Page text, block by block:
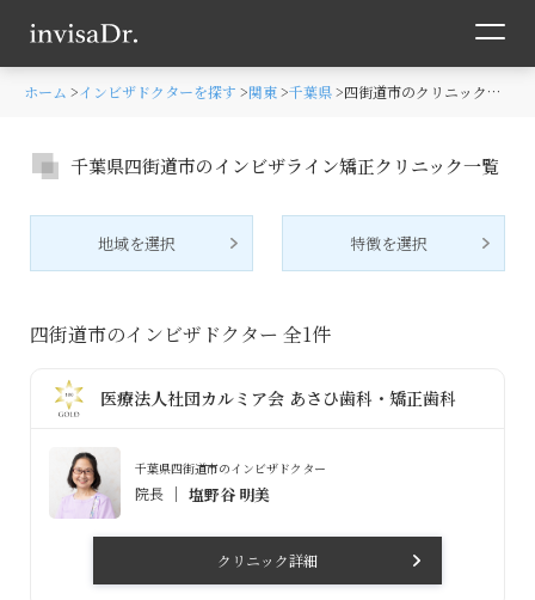
ホーム インビザドクターを探す 関東 千葉県 四街道市のクリニック一覧
千葉県四街道市のインビザライン矯正クリニック一覧
地域を選択 特徴を選択
四街道市のインビザドクター 全1件
医療法人社団カルミア会 あさひ歯科・矯正歯科
千葉県四街道市のインビザドクター
院長 塩野谷 明美
クリニック詳細